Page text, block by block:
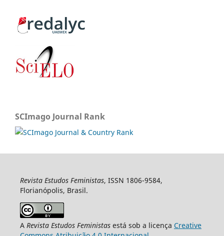
SCImago Journal Rank
Revista Estudos Feministas, ISSN 1806-9584,
Florianópolis, Brasil.
A Revista Estudos Feministasestá sob a licença Creative